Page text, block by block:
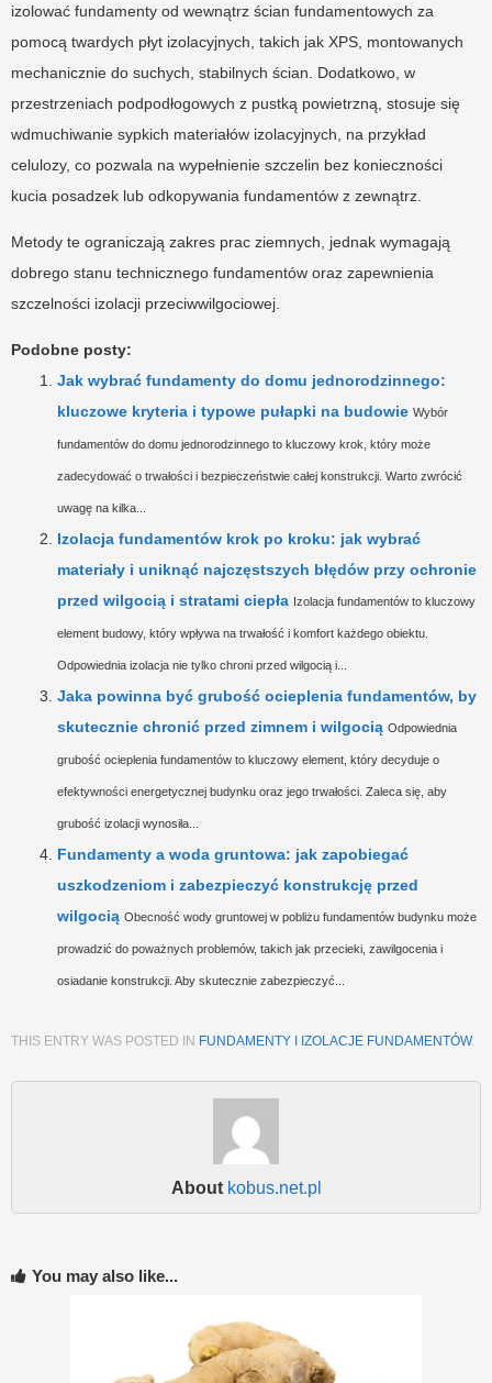
izolować fundamenty od wewnątrz ścian fundamentowych za
pomocą twardych płyt izolacyjnych, takich jak XPS, montowanych
mechanicznie do suchych, stabilnych ścian. Dodatkowo, w
przestrzeniach podpodłogowych z pustką powietrzną, stosuje się
wdmuchiwanie sypkich materiałów izolacyjnych, na przykład
celulozy, co pozwala na wypełnienie szczelin bez konieczności
kucia posadzek lub odkopywania fundamentów z zewnątrz.
Metody te ograniczają zakres prac ziemnych, jednak wymagają
dobrego stanu technicznego fundamentów oraz zapewnienia
szczelności izolacji przeciwwilgociowej.
Podobne posty:
Jak wybrać fundamenty do domu jednorodzinnego:
kluczowe kryteria i typowe pułapki na budowie Wybór
fundamentów do domu jednorodzinnego to kluczowy krok, który może
zadecydować o trwałości i bezpieczeństwie całej konstrukcji. Warto zwrócić
uwagę na kilka...
Izolacja fundamentów krok po kroku: jak wybrać
materiały i uniknąć najczęstszych błędów przy ochronie
przed wilgocią i stratami ciepła Izolacja fundamentów to kluczowy
element budowy, który wpływa na trwałość i komfort każdego obiektu.
Odpowiednia izolacja nie tylko chroni przed wilgocią i...
Jaka powinna być grubość ocieplenia fundamentów, by
skutecznie chronić przed zimnem i wilgocią Odpowiednia
grubość ocieplenia fundamentów to kluczowy element, który decyduje o
efektywności energetycznej budynku oraz jego trwałości. Zaleca się, aby
grubość izolacji wynosiła...
Fundamenty a woda gruntowa: jak zapobiegać
uszkodzeniom i zabezpieczyć konstrukcję przed
wilgocią Obecność wody gruntowej w pobliżu fundamentów budynku może
prowadzić do poważnych problemów, takich jak przecieki, zawilgocenia i
osiadanie konstrukcji. Aby skutecznie zabezpieczyć...
THIS ENTRY WAS POSTED IN FUNDAMENTY I IZOLACJE FUNDAMENTÓW.
About kobus.net.pl
You may also like...